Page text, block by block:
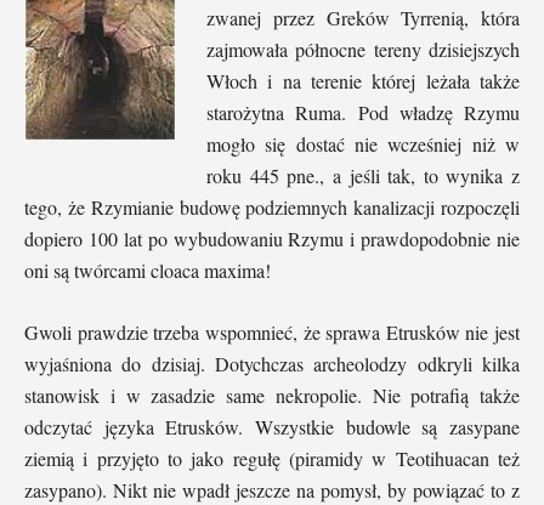
zwanej przez Greków Tyrrenią, która
zajmowała północne tereny dzisiejszych
Włoch i na terenie której leżała także
starożytna Ruma. Pod władzę Rzymu
mogło się dostać nie wcześniej niż w
roku 445 pne., a jeśli tak, to wynika z
tego, że Rzymianie budowę podziemnych kanalizacji rozpoczęli
dopiero 100 lat po wybudowaniu Rzymu i prawdopodobnie nie
oni są twórcami cloaca maxima!
Gwoli prawdzie trzeba wspomnieć, że sprawa Etrusków nie jest
wyjaśniona do dzisiaj. Dotychczas archeolodzy odkryli kilka
stanowisk i w zasadzie same nekropolie. Nie potrafią także
odczytać języka Etrusków. Wszystkie budowle są zasypane
ziemią i przyjęto to jako regułę (piramidy w Teotihuacan też
zasypano). Nikt nie wpadł jeszcze na pomysł, by powiązać to z